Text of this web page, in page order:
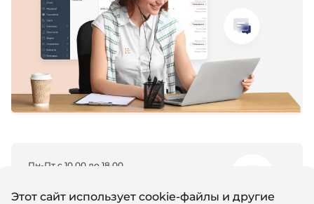
Пн-Пт с 10.00 до 18.00
Этот сайт использует cookie-файлы и другие